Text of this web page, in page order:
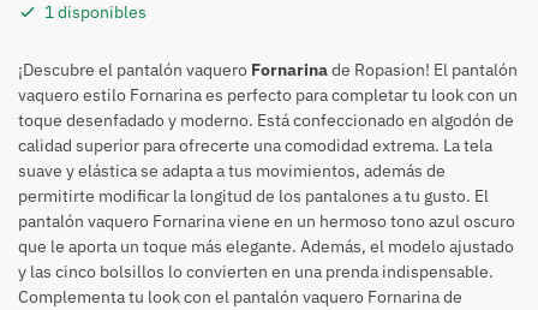
1 disponibles
¡Descubre el pantalón vaquero Fornarinade Ropasion! El pantalón
vaquero estilo Fornarina es perfecto para completar tu look con un
toque desenfadado y moderno. Está confeccionado en algodón de
calidad superior para ofrecerte una comodidad extrema. La tela
suave y elástica se adapta a tus movimientos, además de
permitirte modificar la longitud de los pantalones a tu gusto. El
pantalón vaquero Fornarina viene en un hermoso tono azul oscuro
que le aporta un toque más elegante. Además, el modelo ajustado
y las cinco bolsillos lo convierten en una prenda indispensable.
Complementa tu look con el pantalón vaquero Fornarina de